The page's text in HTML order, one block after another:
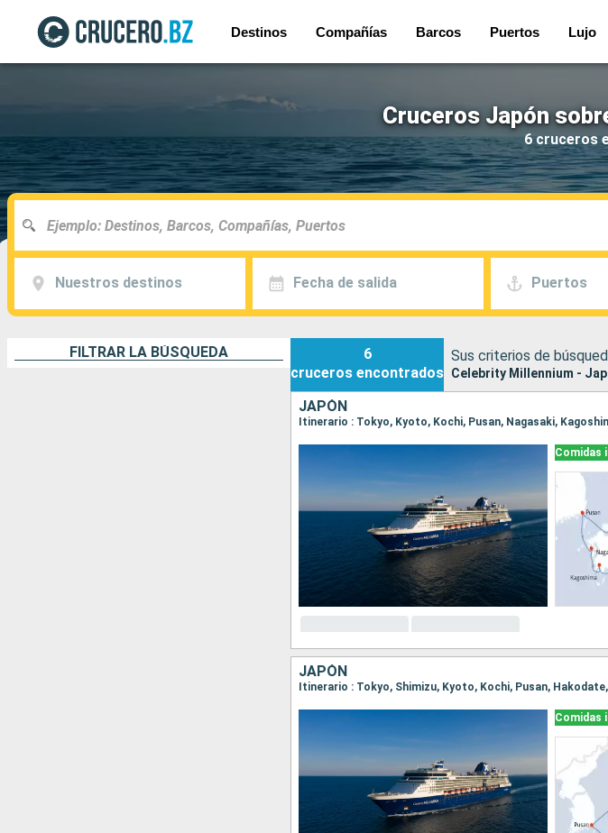
Destinos Compañías Barcos Puertos Lujo
Cruceros Japón
6 cruceros
Nuestros destinos Fecha de salida Puertos
FILTRAR LA BÚSQUEDA
6
cruceros encontrados
Sus criterios de
Celebrity Millennium -
JAPÓN
Itinerario : Tokyo, Kyoto, Kochi, Pusan, Nagasaki,
Comidas
JAPÓN
Itinerario : Tokyo, Shimizu, Kyoto, Kochi, Pusan,
Comidas